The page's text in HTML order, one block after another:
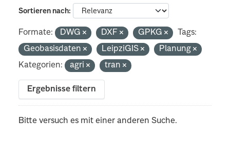
Sortieren nach
Formate: DWG DXF GPKG
Tags:
Geobasisdaten
LeipziGIS
Planung
Kategorien:
agri tran
Ergebnisse filtern
Bitte versuch es mit einer anderen Suche.